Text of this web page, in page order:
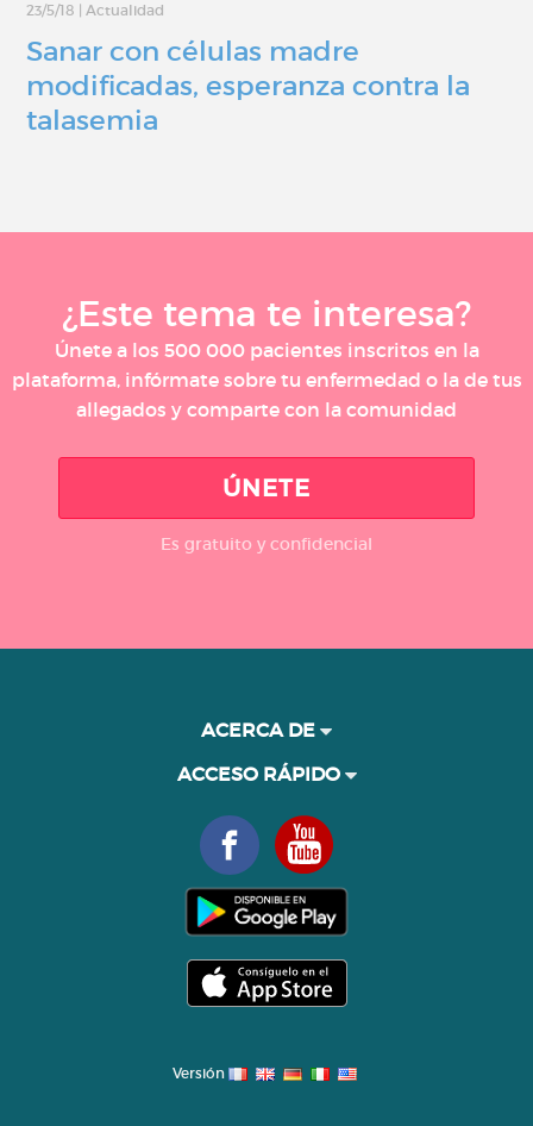
23/5/18 Actualidad
Sanar con células madre
modificadas, esperanza contra la
talasemia
¿Este tema te interesa?
Únete a los 500 000 pacientes inscritos en la
plataforma, infórmate sobre tu enfermedad o la de tus
allegados y comparte con la comunidad
ÚNETE
Es gratuito y confidencial
ACERCA DE
ACCESO RÁPIDO
Versión